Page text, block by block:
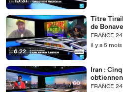
6:22
Titre
de
Berlin
FRANCE 24
il y a 5 mois
Iran :
FRANCE 24